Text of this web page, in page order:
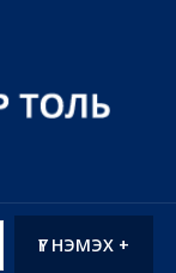
ҮГ НЭМЭХ +